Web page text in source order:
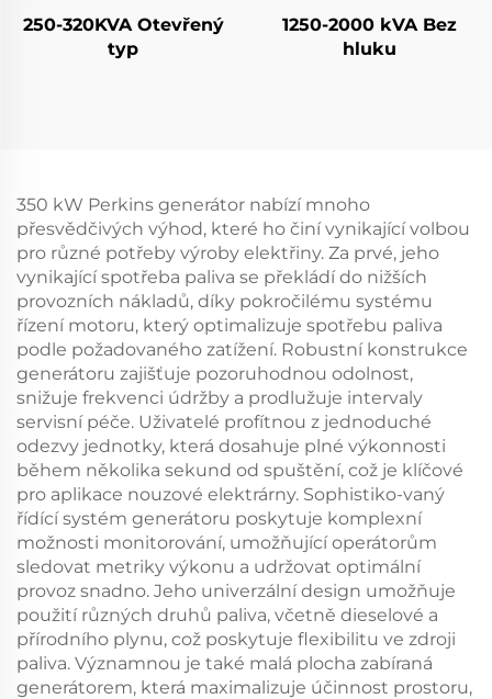
250-320KVA Otevřený
typ
1250-2000 kVA Bez
hluku
350 kW Perkins generátor nabízí mnoho
přesvědčivých výhod, které ho činí vynikající volbou
pro různé potřeby výroby elektřiny. Za prvé, jeho
vynikající spotřeba paliva se překládí do nižších
provozních nákladů, díky pokročilému systému
řízení motoru, který optimalizuje spotřebu paliva
podle požadovaného zatížení. Robustní konstrukce
generátoru zajišťuje pozoruhodnou odolnost,
snižuje frekvenci údržby a prodlužuje intervaly
servisní péče. Uživatelé profítnou z jednoduché
odezvy jednotky, která dosahuje plné výkonnosti
během několika sekund od spuštění, což je klíčové
pro aplikace nouzové elektrárny. Sophistiko-vaný
řídící systém generátoru poskytuje komplexní
možnosti monitorování, umožňující operátorům
sledovat metriky výkonu a udržovat optimální
provoz snadno. Jeho univerzální design umožňuje
použití různých druhů paliva, včetně dieselové a
přírodního plynu, což poskytuje flexibilitu ve zdroji
paliva. Významnou je také malá plocha zabíraná
generátorem, která maximalizuje účinnost prostoru,